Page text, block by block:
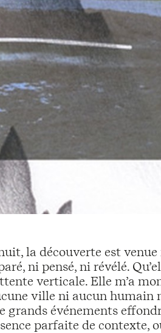
la découverte est venue
ni pensé, ni révélé.
verticale. Elle m’a
ville ni aucun humain
événements
parfaite de contexte,